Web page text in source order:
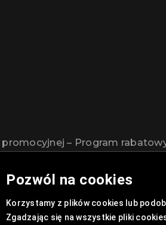
Pozwól na cookies
Korzystamy z plików cookies lub
Zgadzając się na wszystkie pliki
– Program